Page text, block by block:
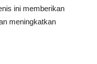
ini memberikan
meningkatkan